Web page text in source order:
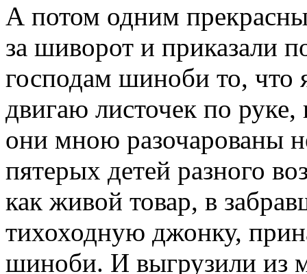
А потом одним
за шиворот и приказали
господам шиноби то, что
двигаю листочек по
они мною разочарованы
пятерых детей разного
как живой товар, в
тихоходную джонку,
шиноби. И выгрузили из